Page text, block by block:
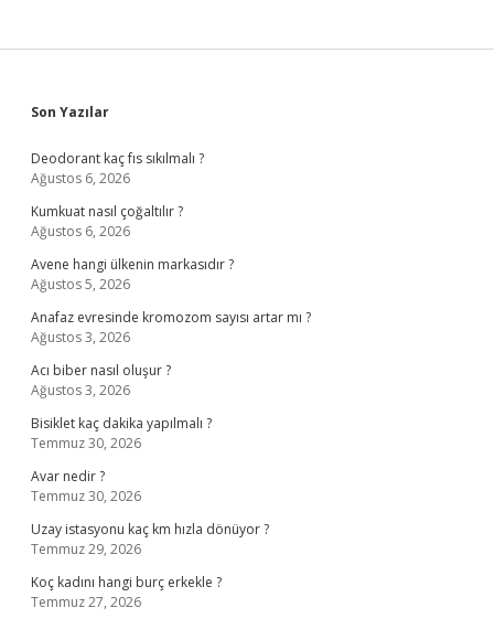
Sidebar
Son Yazılar
Deodorant kaç fıs sıkılmalı ?
Ağustos 6, 2026
Kumkuat nasıl çoğaltılır ?
Ağustos 6, 2026
Avene hangi ülkenin markasıdır ?
Ağustos 5, 2026
Anafaz evresinde kromozom sayısı artar mı ?
Ağustos 3, 2026
Acı biber nasıl oluşur ?
Ağustos 3, 2026
Bisiklet kaç dakika yapılmalı ?
Temmuz 30, 2026
Avar nedir ?
Temmuz 30, 2026
Uzay istasyonu kaç km hızla dönüyor ?
Temmuz 29, 2026
Koç kadını hangi burç erkekle ?
Temmuz 27, 2026